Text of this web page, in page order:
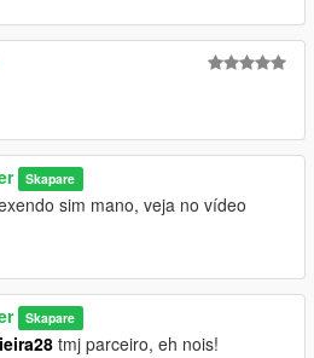
Skapare
sim mano, veja no vídeo
Skapare
tmj parceiro, eh nois!